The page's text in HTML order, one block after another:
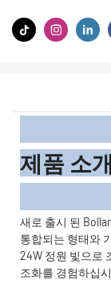
제
새로 출시 된
통합되는 형태와
24W 정원 빛으로
조화를 경험하십